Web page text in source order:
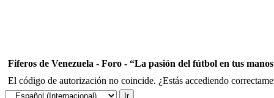
Fiferos de Venezuela - Foro - “La pasión del fútbol en tus
El código de autorización no coincide. ¿Estás accediendo